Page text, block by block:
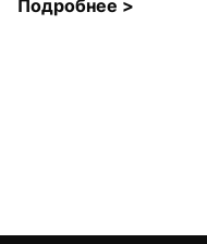
Подробнее >